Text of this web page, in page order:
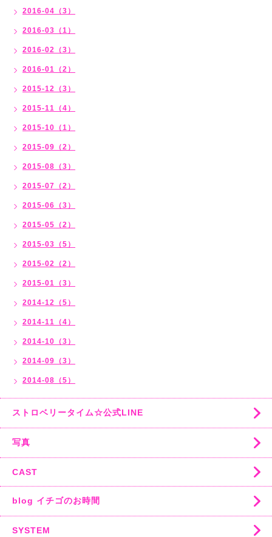
2016-04（3）
2016-03（1）
2016-02（3）
2016-01（2）
2015-12（3）
2015-11（4）
2015-10（1）
2015-09（2）
2015-08（3）
2015-07（2）
2015-06（3）
2015-05（2）
2015-03（5）
2015-02（2）
2015-01（3）
2014-12（5）
2014-11（4）
2014-10（3）
2014-09（3）
2014-08（5）
ストロベリータイム☆公式LINE
写真
CAST
blog イチゴのお時間
SYSTEM